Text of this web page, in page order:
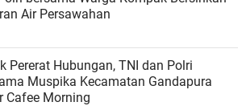
Air Persawahan
Pererat Hubungan, TNI dan Polri
Muspika Kecamatan Gandapura
Cafee Morning